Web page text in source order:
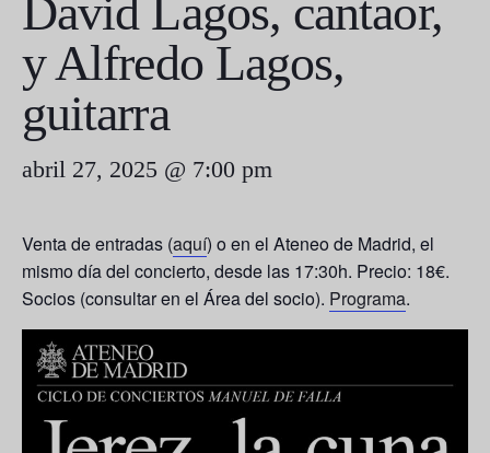
David Lagos, cantaor,
y Alfredo Lagos,
guitarra
abril 27, 2025 @ 7:00 pm
Venta de entradas (aquí) o en el Ateneo de Madrid, el
mismo día del concierto, desde las 17:30h. Precio: 18€.
Socios (consultar en el Área del socio). Programa.